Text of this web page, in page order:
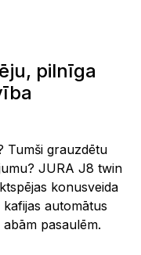
pilnīga
Tumši grauzdētu
JURA J8 twin
konusveida
automātus
pasaulēm.